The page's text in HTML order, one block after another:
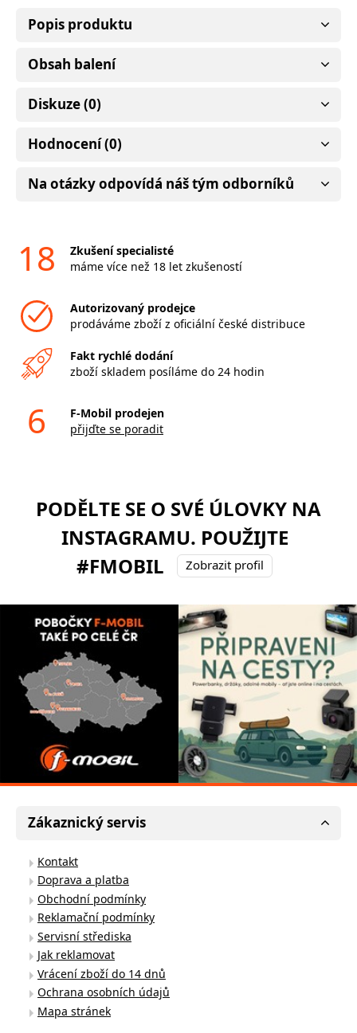
Popis produktu
Obsah balení
Diskuze (0)
Hodnocení (0)
Na otázky odpovídá náš tým odborníků
18
Zkušení specialisté
máme více než 18 let zkušeností
Autorizovaný prodejce
prodáváme zboží z oficiální české distribuce
Fakt rychlé dodání
zboží skladem posíláme do 24 hodin
6
F-Mobil prodejen
přijďte se poradit
PODĚLTE SE O SVÉ ÚLOVKY NA
INSTAGRAMU. POUŽIJTE
#FMOBIL
Zobrazit profil
Zákaznický servis
Kontakt
Doprava a platba
Obchodní podmínky
Reklamační podmínky
Servisní střediska
Jak reklamovat
Vrácení zboží do 14 dnů
Ochrana osobních údajů
Mapa stránek